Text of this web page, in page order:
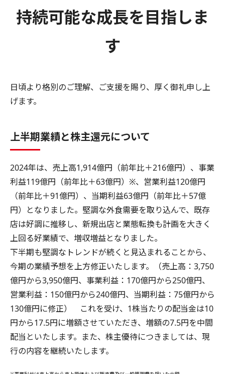
持続可能な成長を目指しま
す
日頃より格別のご理解、ご支援を賜り、厚く御礼申し上
げます。
上半期業績と株主還元について
2024年は、売上高1,914億円（前年比＋216億円）、事業
利益119億円（前年比＋63億円）※、営業利益120億円
（前年比＋91億円）、当期利益63億円（前年比＋57億
円）となりました。堅調な外食需要を取り込んで、既存
店は好調に推移し、新規出店と業態転換も計画を大きく
上回る好業績で、増収増益となりました。
下半期も堅調なトレンドが続くと見込まれることから、
今期の業績予想を上方修正いたします。（売上高：3,750
億円から3,950億円、事業利益：170億円から250億円、
営業利益：150億円から240億円、当期利益：75億円から
130億円に修正） これを受け、1株当たりの配当金は10
円から17.5円に増額させていただき、増額の7.5円を中間
配当といたします。また、株主優待につきましては、現
行の内容を継続いたします。